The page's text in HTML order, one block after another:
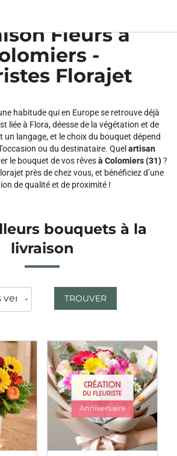
Fleurs à
-
Florajet
habitude qui en Europe se retrouve déjà
liée à Flora, déesse de la végétation et de
un langage, et le choix du bouquet dépend
ou du destinataire. Quel artisan
le bouquet de vos rêvesà Colomiers (31)?
près de chez vous, et bénéficiez d’une
de qualité et de proximité !
bouquets à la
livraison
TROUVER